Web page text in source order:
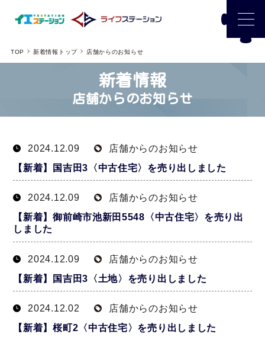
TOP 新着情報トップ 店舗からのお知らせ
新着情報
店舗からのお知らせ
2024.12.09
店舗からのお知らせ
【新着】国吉田3〈中古住宅〉を売り出しました
2024.12.09
店舗からのお知らせ
【新着】御前崎市池新田5548〈中古住宅〉を売り出
しました
2024.12.09
店舗からのお知らせ
【新着】国吉田3〈土地〉を売り出しました
2024.12.02
店舗からのお知らせ
【新着】桜町2〈中古住宅〉を売り出しました